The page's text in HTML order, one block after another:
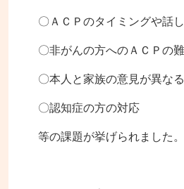
〇ＡＣＰのタイミングや話
〇非がんの方へのＡＣＰの
〇本人と家族の意見が異な
〇認知症の方の対応
等の課題が挙げられました。